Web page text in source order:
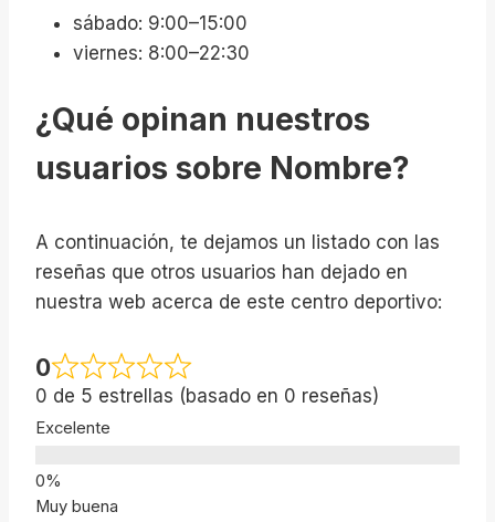
sábado: 9:00–15:00
viernes: 8:00–22:30
¿Qué opinan nuestros
usuarios sobre Nombre?
A continuación, te dejamos un listado con las
reseñas que otros usuarios han dejado en
nuestra web acerca de este centro deportivo:
0
0 de 5 estrellas (basado en 0 reseñas)
Excelente
Muy buena